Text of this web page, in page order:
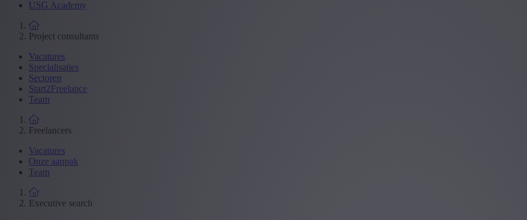
USG Academy
Project consultants
Vacatures
Specialisaties
Sectoren
Start2Freelance
Team
Freelancers
Vacatures
Onze aanpak
Team
Executive search